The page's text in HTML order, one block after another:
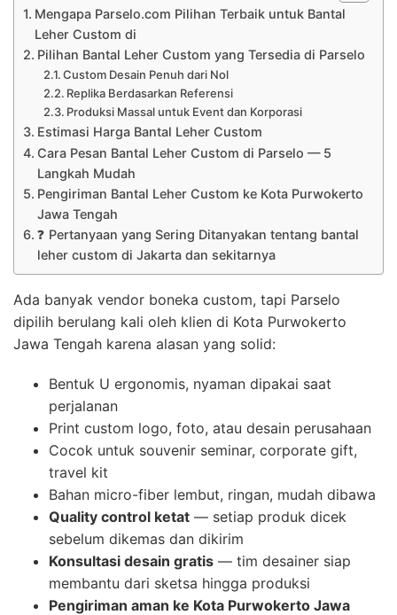
Mengapa Parselo.com Pilihan Terbaik untuk Bantal
Leher Custom di
Pilihan Bantal Leher Custom yang Tersedia di Parselo
Custom Desain Penuh dari Nol
Replika Berdasarkan Referensi
Produksi Massal untuk Event dan Korporasi
Estimasi Harga Bantal Leher Custom
Cara Pesan Bantal Leher Custom di Parselo — 5
Langkah Mudah
Pengiriman Bantal Leher Custom ke Kota Purwokerto
Jawa Tengah
❓ Pertanyaan yang Sering Ditanyakan tentang bantal
leher custom di Jakarta dan sekitarnya
Ada banyak vendor boneka custom, tapi Parselo
dipilih berulang kali oleh klien di Kota Purwokerto
Jawa Tengah karena alasan yang solid:
Bentuk U ergonomis, nyaman dipakai saat
perjalanan
Print custom logo, foto, atau desain perusahaan
Cocok untuk souvenir seminar, corporate gift,
travel kit
Bahan micro-fiber lembut, ringan, mudah dibawa
Quality control ketat — setiap produk dicek
sebelum dikemas dan dikirim
Konsultasi desain gratis — tim desainer siap
membantu dari sketsa hingga produksi
Pengiriman aman ke Kota Purwokerto Jawa